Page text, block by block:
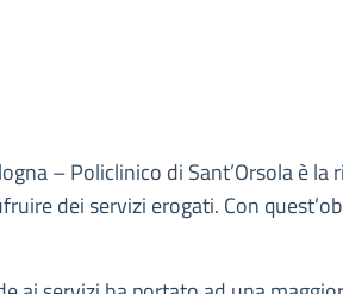
– Policlinico di Sant’Orsola è
dei servizi erogati. Con